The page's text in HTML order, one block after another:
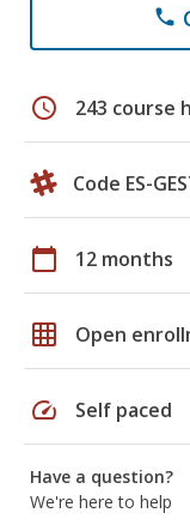
phone
schedule 243 course
Code ES-
calendar_today 12 months
grid_on Open
speed Self paced
Have a question?
We're here to help